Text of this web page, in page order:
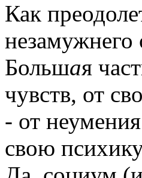
Как
незамужнего
Большая
чувств, от
- от
свою